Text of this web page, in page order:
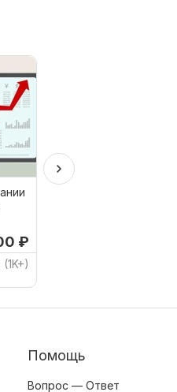
₽
(1K+)
Помощь
Вопрос — Ответ